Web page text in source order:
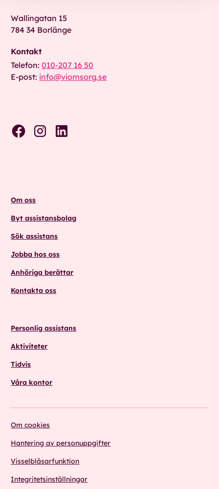
Wallingatan 15
784 34 Borlänge
Kontakt
Telefon:010-207 16 50
E-post: info@viomsorg.se
Om oss
Byt assistansbolag
Sök assistans
Jobba hos oss
Anhöriga berättar
Kontakta oss
Personlig assistans
Aktiviteter
Tidvis
Våra kontor
Om cookies
Hantering av personuppgifter
Visselblåsarfunktion
Integritetsinställningar